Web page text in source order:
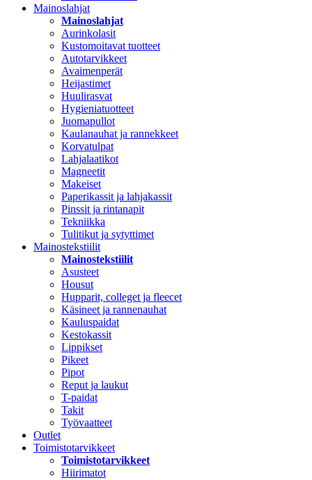
Mainoslahjat
Mainoslahjat
Aurinkolasit
Kustomoitavat tuotteet
Autotarvikkeet
Avaimenperät
Heijastimet
Huulirasvat
Hygieniatuotteet
Juomapullot
Kaulanauhat ja rannekkeet
Korvatulpat
Lahjalaatikot
Magneetit
Makeiset
Paperikassit ja lahjakassit
Pinssit ja rintanapit
Tekniikka
Tulitikut ja sytyttimet
Mainostekstiilit
Mainostekstiilit
Asusteet
Housut
Hupparit, colleget ja fleecet
Käsineet ja rannenauhat
Kauluspaidat
Kestokassit
Lippikset
Pikeet
Pipot
Reput ja laukut
T-paidat
Takit
Työvaatteet
Outlet
Toimistotarvikkeet
Toimistotarvikkeet
Hiirimatot